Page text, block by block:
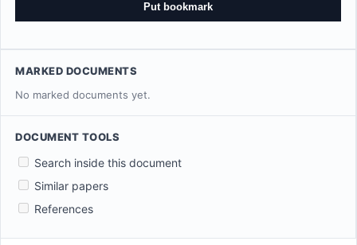
Put bookmark
MARKED DOCUMENTS
No marked documents yet.
DOCUMENT TOOLS
Search inside this document
Similar papers
References